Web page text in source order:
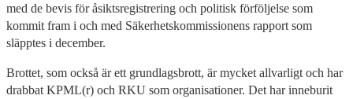
med de bevis för åsiktsregistrering och politisk förföljelse som
kommit fram i och med Säkerhetskommissionens rapport som
släpptes i december.
Brottet, som också är ett grundlagsbrott, är mycket allvarligt och har
drabbat KPML(r) och RKU som organisationer. Det har inneburit